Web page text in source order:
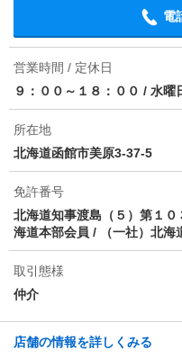
保証会社利
コール24(2年
その他諸費用
情報更新日 2026/08/06
次回更新予定日 2026/08/14
物件備考
（初回保証
電
営業時間 / 定休日
９：００～１８：００ / 水曜
所在地
北海道函館市美原3-37-5
免許番号
北海道知事渡島（５）第１
海道本部会員 / （一社）北海
取引態様
仲介
店舗の情報を詳しくみる